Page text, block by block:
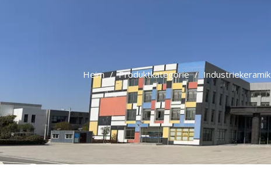
Heim / Produktkategorie / Industriekeramik